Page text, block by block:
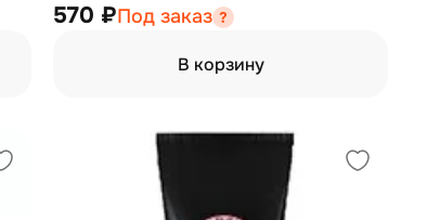
570 ₽Под заказ
В корзину